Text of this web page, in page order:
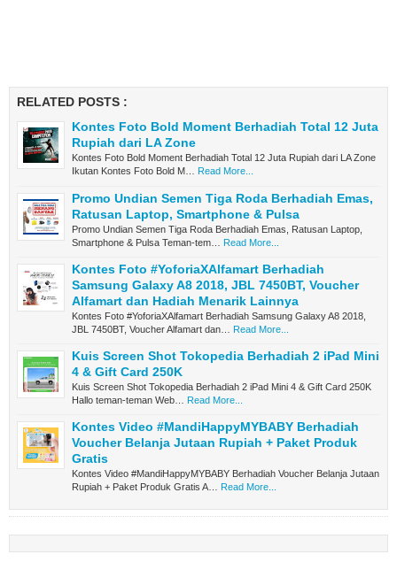
RELATED POSTS :
Kontes Foto Bold Moment Berhadiah Total 12 Juta
Rupiah dari LA Zone
Kontes Foto Bold Moment Berhadiah Total 12 Juta Rupiah dari LA Zone
Ikutan Kontes Foto Bold M… Read More...
Promo Undian Semen Tiga Roda Berhadiah Emas,
Ratusan Laptop, Smartphone & Pulsa
Promo Undian Semen Tiga Roda Berhadiah Emas, Ratusan Laptop,
Smartphone & Pulsa Teman-tem…
Read More...
Kontes Foto #YoforiaXAlfamart Berhadiah
Samsung Galaxy A8 2018, JBL 7450BT, Voucher
Alfamart dan Hadiah Menarik Lainnya
Kontes Foto #YoforiaXAlfamart Berhadiah Samsung Galaxy A8 2018,
JBL 7450BT, Voucher Alfamart dan…
Read More...
Kuis Screen Shot Tokopedia Berhadiah 2 iPad Mini
4 & Gift Card 250K
Kuis Screen Shot Tokopedia Berhadiah 2 iPad Mini 4 & Gift Card 250K
Hallo teman-teman Web…
Read More...
Kontes Video #MandiHappyMYBABY Berhadiah
Voucher Belanja Jutaan Rupiah + Paket Produk
Gratis
Kontes Video #MandiHappyMYBABY Berhadiah Voucher Belanja Jutaan
Rupiah + Paket Produk Gratis A… Read More...